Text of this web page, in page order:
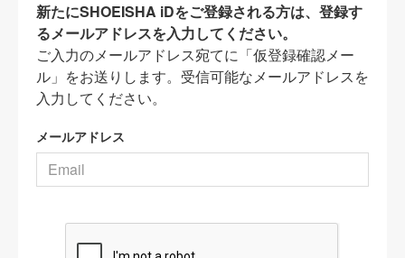
新たにSHOEISHA iDをご登録される方は、登録す
るメールアドレスを入力してください。
ご入力のメールアドレス宛てに「仮登録確認メー
ル」をお送りします。受信可能なメールアドレスを
入力してください。
メールアドレス